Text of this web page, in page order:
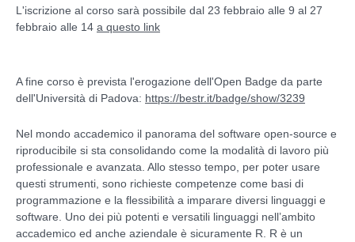
L'iscrizione al corso sarà possibile dal 23 febbraio alle 9 al 27
febbraio alle 14 a questo link
A fine corso è prevista l'erogazione dell'Open Badge da parte
dell'Università di Padova: https://bestr.it/badge/show/3239
Nel mondo accademico il panorama del software open-source e
riproducibile si sta consolidando come la modalità di lavoro più
professionale e avanzata. Allo stesso tempo, per poter usare
questi strumenti, sono richieste competenze come basi di
programmazione e la flessibilità a imparare diversi linguaggi e
software. Uno dei più potenti e versatili linguaggi nell’ambito
accademico ed anche aziendale è sicuramente R. R è un